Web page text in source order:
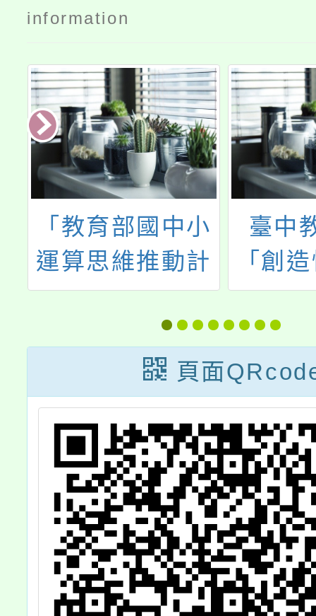
information
臺中教育大學
「創造性思維暨
21世紀核心素養
課程推動與教學
能力提升計畫」
成果分享會
響應
「性
日」
輔導
葉教
要事
起尊
頁面